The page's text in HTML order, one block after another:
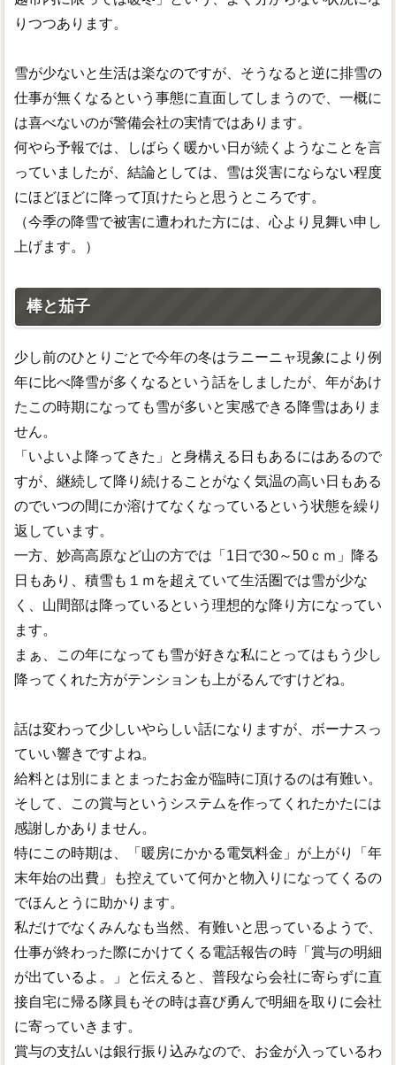
りつつあります。
雪が少ないと生活は楽なのですが、そうなると逆に排雪の
仕事が無くなるという事態に直面してしまうので、一概に
は喜べないのが警備会社の実情ではあります。
何やら予報では、しばらく暖かい日が続くようなことを言
っていましたが、結論としては、雪は災害にならない程度
にほどほどに降って頂けたらと思うところです。
（今季の降雪で被害に遭われた方には、心より見舞い申し
上げます。）
棒と茄子
少し前のひとりごとで今年の冬はラニーニャ現象により例
年に比べ降雪が多くなるという話をしましたが、年があけ
たこの時期になっても雪が多いと実感できる降雪はありま
せん。
「いよいよ降ってきた」と身構える日もあるにはあるので
すが、継続して降り続けることがなく気温の高い日もある
のでいつの間にか溶けてなくなっているという状態を繰り
返しています。
一方、妙高高原など山の方では「1日で30～50ｃｍ」降る
日もあり、積雪も１ｍを超えていて生活圏では雪が少な
く、山間部は降っているという理想的な降り方になってい
ます。
まぁ、この年になっても雪が好きな私にとってはもう少し
降ってくれた方がテンションも上がるんですけどね。
話は変わって少しいやらしい話になりますが、ボーナスっ
ていい響きですよね。
給料とは別にまとまったお金が臨時に頂けるのは有難い。
そして、この賞与というシステムを作ってくれたかたには
感謝しかありません。
特にこの時期は、「暖房にかかる電気料金」が上がり「年
末年始の出費」も控えていて何かと物入りになってくるの
でほんとうに助かります。
私だけでなくみんなも当然、有難いと思っているようで、
仕事が終わった際にかけてくる電話報告の時「賞与の明細
が出ているよ。」と伝えると、普段なら会社に寄らずに直
接自宅に帰る隊員もその時は喜び勇んで明細を取りに会社
に寄っていきます。
賞与の支払いは銀行振り込みなので、お金が入っているわ